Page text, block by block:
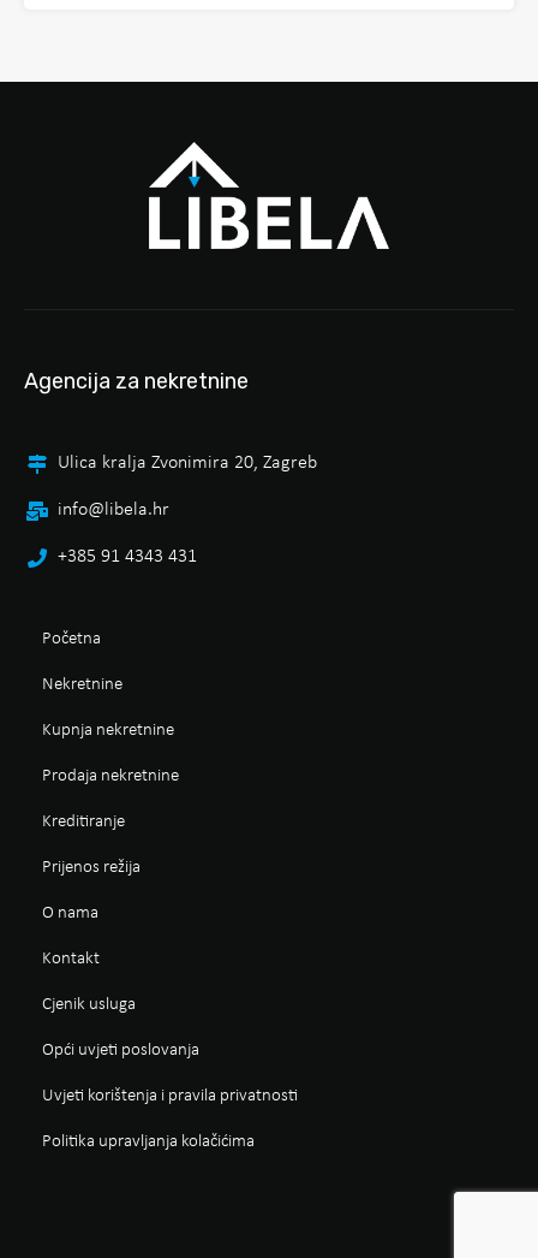
Agencija za nekretnine
Ulica kralja Zvonimira 20, Zagreb
info@libela.hr
+385 91 4343 431
Početna
Nekretnine
Kupnja nekretnine
Prodaja nekretnine
Kreditiranje
Prijenos režija
O nama
Kontakt
Cjenik usluga
Opći uvjeti poslovanja
Uvjeti korištenja i pravila privatnosti
Politika upravljanja kolačićima